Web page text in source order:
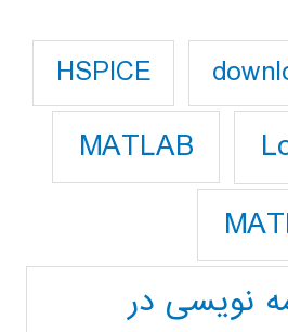
HSPICE
MATLAB
نویسی در